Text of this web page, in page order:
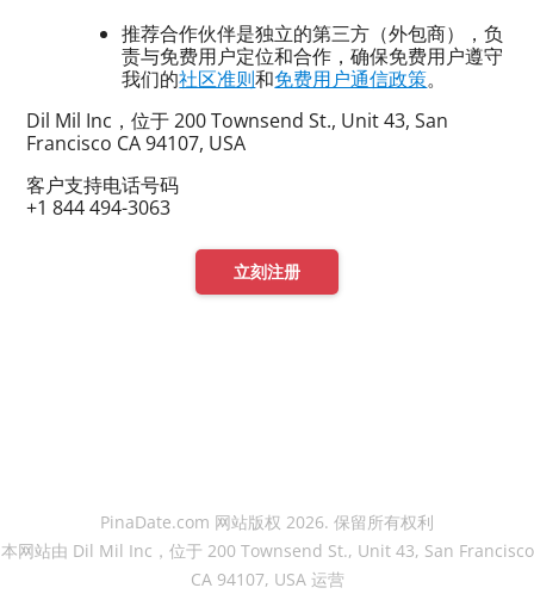
推荐合作伙伴是独立的第三方（外包商），负
责与免费用户定位和合作，确保免费用户遵守
我们的社区准则和免费用户通信政策。
Dil Mil Inc，位于 200 Townsend St., Unit 43, San
Francisco CA 94107, USA
客户支持电话号码
+1 844 494-3063
立刻注册
PinaDate.com 网站版权 2026. 保留所有权利
本网站由 Dil Mil Inc，位于 200 Townsend St., Unit 43, San Francisco
CA 94107, USA 运营